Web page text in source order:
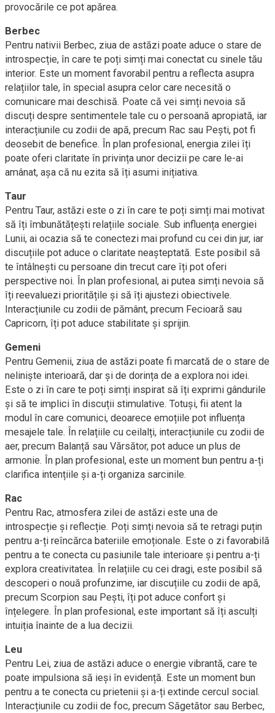
provocările ce pot apărea.
Berbec
Pentru nativii Berbec, ziua de astăzi poate aduce o stare de
introspecție, în care te poți simți mai conectat cu sinele tău
interior. Este un moment favorabil pentru a reflecta asupra
relațiilor tale, în special asupra celor care necesită o
comunicare mai deschisă. Poate că vei simți nevoia să
discuți despre sentimentele tale cu o persoană apropiată, iar
interacțiunile cu zodii de apă, precum Rac sau Pești, pot fi
deosebit de benefice. În plan profesional, energia zilei îți
poate oferi claritate în privința unor decizii pe care le-ai
amânat, așa că nu ezita să îți asumi inițiativa.
Taur
Pentru Taur, astăzi este o zi în care te poți simți mai motivat
să îți îmbunătățești relațiile sociale. Sub influența energiei
Lunii, ai ocazia să te conectezi mai profund cu cei din jur, iar
discuțiile pot aduce o claritate neașteptată. Este posibil să
te întâlnești cu persoane din trecut care îți pot oferi
perspective noi. În plan profesional, ai putea simți nevoia să
îți reevaluezi prioritățile și să îți ajustezi obiectivele.
Interacțiunile cu zodii de pământ, precum Fecioară sau
Capricorn, îți pot aduce stabilitate și sprijin.
Gemeni
Pentru Gemenii, ziua de astăzi poate fi marcată de o stare de
neliniște interioară, dar și de dorința de a explora noi idei.
Este o zi în care te poți simți inspirat să îți exprimi gândurile
și să te implici în discuții stimulative. Totuși, fii atent la
modul în care comunici, deoarece emoțiile pot influența
mesajele tale. În relațiile cu ceilalți, interacțiunile cu zodii de
aer, precum Balanță sau Vărsător, pot aduce un plus de
armonie. În plan profesional, este un moment bun pentru a-ți
clarifica intențiile și a-ți organiza sarcinile.
Rac
Pentru Rac, atmosfera zilei de astăzi este una de
introspecție și reflecție. Poți simți nevoia să te retragi puțin
pentru a-ți reîncărca bateriile emoționale. Este o zi favorabilă
pentru a te conecta cu pasiunile tale interioare și pentru a-ți
explora creativitatea. În relațiile cu cei dragi, este posibil să
descoperi o nouă profunzime, iar discuțiile cu zodii de apă,
precum Scorpion sau Pești, îți pot aduce confort și
înțelegere. În plan profesional, este important să îți asculți
intuiția înainte de a lua decizii.
Leu
Pentru Lei, ziua de astăzi aduce o energie vibrantă, care te
poate impulsiona să ieși în evidență. Este un moment bun
pentru a te conecta cu prietenii și a-ți extinde cercul social.
Interacțiunile cu zodii de foc, precum Săgetător sau Berbec,